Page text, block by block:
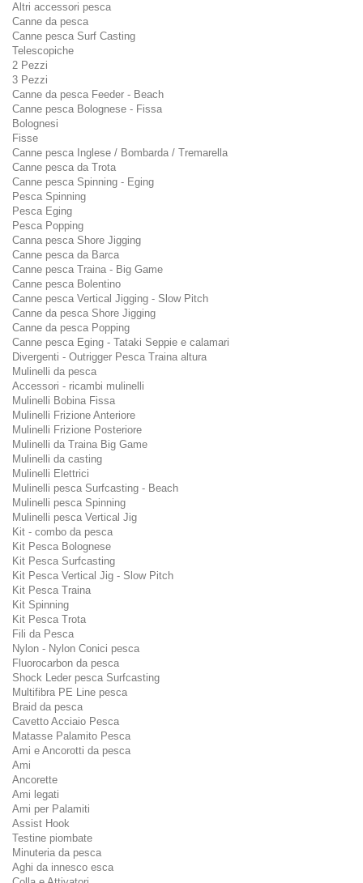
Altri accessori pesca
Canne da pesca
Canne pesca Surf Casting
Telescopiche
2 Pezzi
3 Pezzi
Canne da pesca Feeder - Beach
Canne pesca Bolognese - Fissa
Bolognesi
Fisse
Canne pesca Inglese / Bombarda / Tremarella
Canne pesca da Trota
Canne pesca Spinning - Eging
Pesca Spinning
Pesca Eging
Pesca Popping
Canna pesca Shore Jigging
Canne pesca da Barca
Canne pesca Traina - Big Game
Canne pesca Bolentino
Canne pesca Vertical Jigging - Slow Pitch
Canne da pesca Shore Jigging
Canne da pesca Popping
Canne pesca Eging - Tataki Seppie e calamari
Divergenti - Outrigger Pesca Traina altura
Mulinelli da pesca
Accessori - ricambi mulinelli
Mulinelli Bobina Fissa
Mulinelli Frizione Anteriore
Mulinelli Frizione Posteriore
Mulinelli da Traina Big Game
Mulinelli da casting
Mulinelli Elettrici
Mulinelli pesca Surfcasting - Beach
Mulinelli pesca Spinning
Mulinelli pesca Vertical Jig
Kit - combo da pesca
Kit Pesca Bolognese
Kit Pesca Surfcasting
Kit Pesca Vertical Jig - Slow Pitch
Kit Pesca Traina
Kit Spinning
Kit Pesca Trota
Fili da Pesca
Nylon - Nylon Conici pesca
Fluorocarbon da pesca
Shock Leder pesca Surfcasting
Multifibra PE Line pesca
Braid da pesca
Cavetto Acciaio Pesca
Matasse Palamito Pesca
Ami e Ancorotti da pesca
Ami
Ancorette
Ami legati
Ami per Palamiti
Assist Hook
Testine piombate
Minuteria da pesca
Aghi da innesco esca